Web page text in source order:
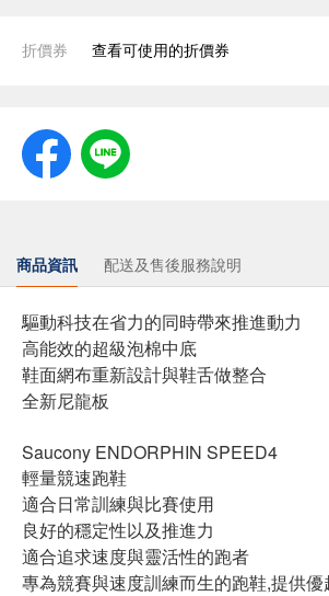
折價券 查看可使用的折價券
商品資訊 配送及售後服務說明
驅動科技在省力的同時帶來推進動力
高能效的超級泡棉中底
鞋面網布重新設計與鞋舌做整合
全新尼龍板
Saucony ENDORPHIN SPEED4
輕量競速跑鞋
適合日常訓練與比賽使用
良好的穩定性以及推進力
適合追求速度與靈活性的跑者
專為競賽與速度訓練而生的跑鞋,提供